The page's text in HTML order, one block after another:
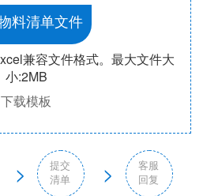
料清单文件
兼容文件格式。最大文件大
小:2MB
下载模板
>
提交
清单
>
客服
回复